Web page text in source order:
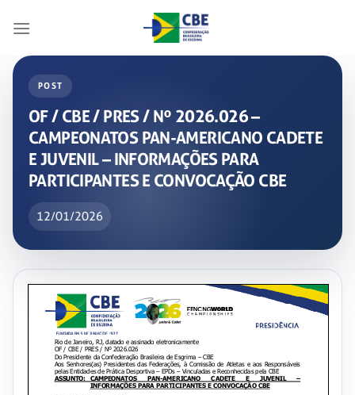
POST
OF / CBE / PRES / Nº 2026.026 –
CAMPEONATOS PAN-AMERICANO CADETE
E JUVENIL – INFORMAÇÕES PARA
PARTICIPANTES E CONVOCAÇÃO CBE
12/01/2026